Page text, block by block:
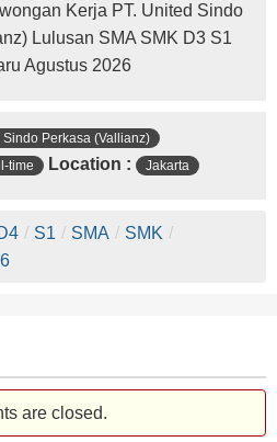
Kerja PT. United Sindo
Lulusan SMA SMK D3 S1
Agustus 2026
Sindo Perkasa (Vallianz)
time Location : Jakarta
/ S1 / SMA / SMK /
are closed.